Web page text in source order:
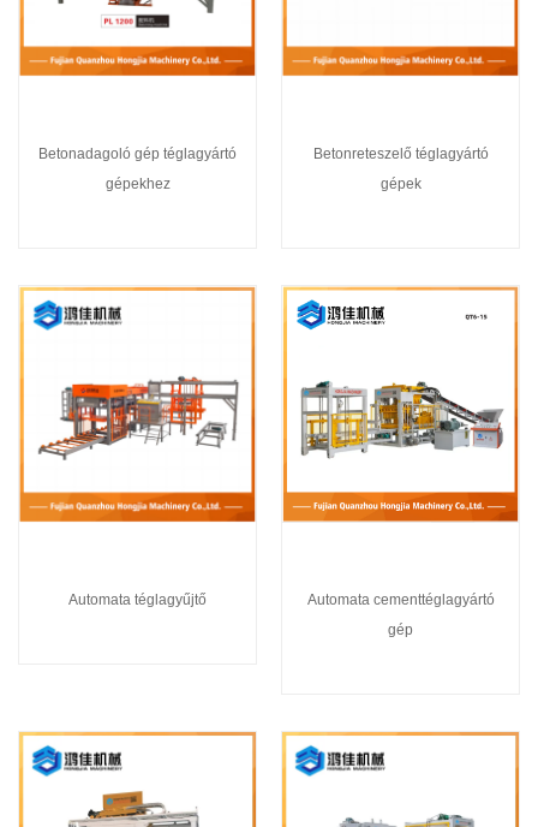
Betonadagoló gép téglagyártó
gépekhez
Betonreteszelő téglagyártó
gépek
Automata téglagyűjtő
Automata cementtéglagyártó
gép